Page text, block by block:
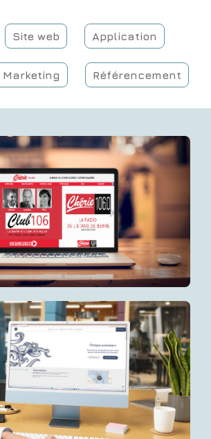
Site web Application
Marketing Référencement